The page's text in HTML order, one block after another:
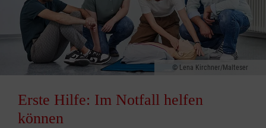
Lena Kirchner/Malteser
Erste Hilfe: Im Notfall helfen
können